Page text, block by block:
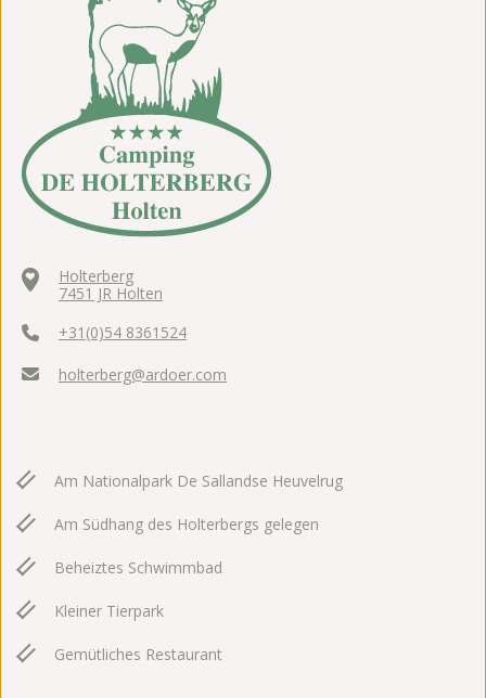
Holterberg
7451 JR Holten
+31(0)54 8361524
holterberg@ardoer.com
Am Nationalpark De Sallandse Heuvelrug
Am Südhang des Holterbergs gelegen
Beheiztes Schwimmbad
Kleiner Tierpark
Gemütliches Restaurant